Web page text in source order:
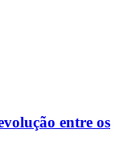
entre os